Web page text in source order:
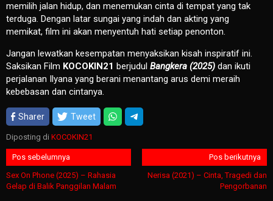
memilih jalan hidup, dan menemukan cinta di tempat yang tak
terduga. Dengan latar sungai yang indah dan akting yang
memikat, film ini akan menyentuh hati setiap penonton.
Jangan lewatkan kesempatan menyaksikan kisah inspiratif ini.
Saksikan Film KOCOKIN21 berjudul Bangkera (2025) dan ikuti
perjalanan Ilyana yang berani menantang arus demi meraih
kebebasan dan cintanya.
Sharer Tweet
Diposting di KOCOKIN21
Navigasi
pos
Pos sebelumnya
Sex On Phone (2025) – Rahasia
Gelap di Balik Panggilan Malam
Pos berikutnya
Nerisa (2021) – Cinta, Tragedi dan
Pengorbanan